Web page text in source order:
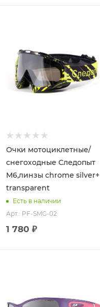
Очки мотоциклетные/
снегоходные Следопыт
М6,линзы chrome silver+
transparent
Есть в наличии
Арт.: PF-SMG-02
1 780 ₽